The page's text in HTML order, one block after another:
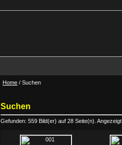
Home / Suchen
Suchen
Gefunden: 559 Bild(er) auf 28 Seite(n).